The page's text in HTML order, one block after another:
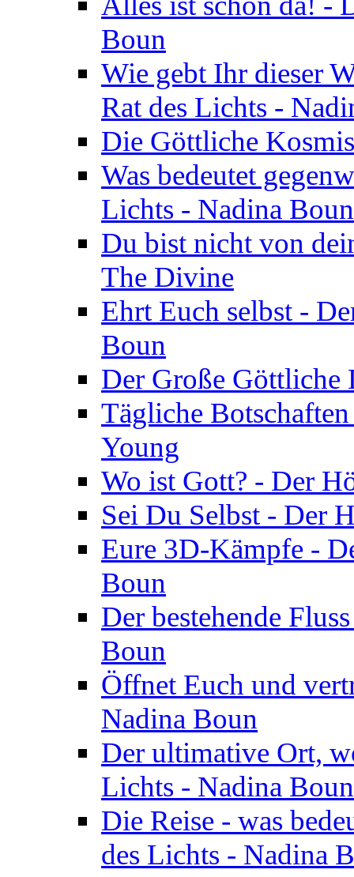
Boun
Wie gebt Ihr dieser
Rat des Lichts -
Die Göttliche
Was bedeutet
Lichts - Nadina Boun
Du bist nicht von
The Divine
Ehrt Euch selbst -
Boun
Der Große
Tägliche
Young
Wo ist Gott? - Der
Sei Du Selbst - Der
Eure 3D-Kämpfe -
Boun
Der bestehende
Boun
Öffnet Euch und
Nadina Boun
Der ultimative Ort,
Lichts - Nadina Boun
Die Reise - was
des Lichts - Nadina